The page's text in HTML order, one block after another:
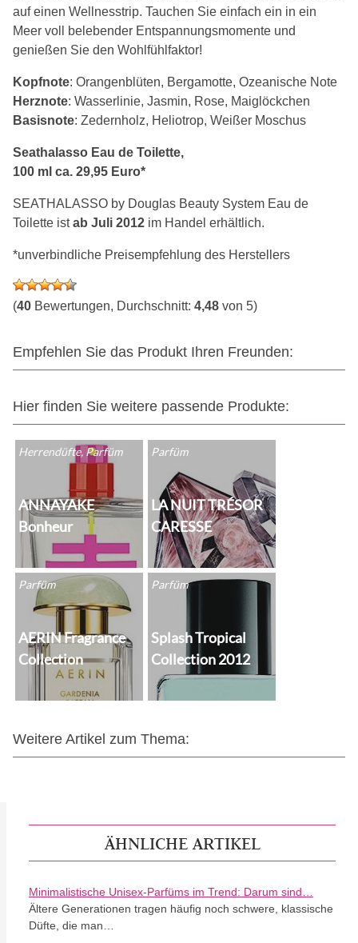
auf einen Wellnesstrip. Tauchen Sie einfach ein in ein
Meer voll belebender Entspannungsmomente und
genießen Sie den Wohlfühlfaktor!
Kopfnote: Orangenblüten, Bergamotte, Ozeanische Note
Herznote: Wasserlinie, Jasmin, Rose, Maiglöckchen
Basisnote: Zedernholz, Heliotrop, Weißer Moschus
Seathalasso Eau de Toilette,
100 ml ca. 29,95 Euro*
SEATHALASSO by Douglas Beauty System Eau de
Toilette istab Juli 2012 im Handel erhältlich.
*unverbindliche Preisempfehlung des Herstellers
(40 Bewertungen, Durchschnitt: 4,48 von 5)
Empfehlen Sie das Produkt Ihren Freunden:
Hier finden Sie weitere passende Produkte:
Herrendüfte, Parfüm
ANNAYAKE
Bonheur
Parfüm
LA NUIT TRÉSOR
CARESSE
Parfüm
AERIN Fragrance
Collection
Parfüm
Splash Tropical
Collection 2012
Weitere Artikel zum Thema:
ÄHNLICHE ARTIKEL
Minimalistische Unisex-Parfüms im Trend: Darum sind…
Ältere Generationen tragen häufig noch schwere, klassische
Düfte, die man…